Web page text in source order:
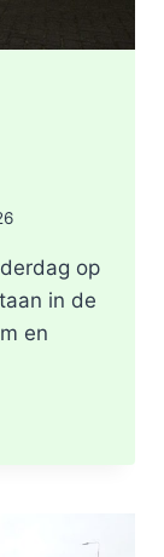
op
in de
en